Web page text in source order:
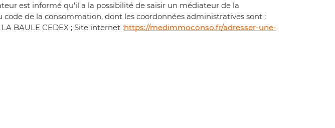
est informé qu'il a la possibilité de saisir un médiateur de la
code de la consommation, dont les coordonnées administratives sont :
BAULE CEDEX ; Site internet :https://medimmoconso.fr/adresser-une-